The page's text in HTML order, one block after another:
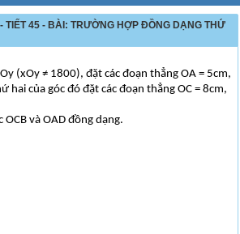
TIẾT 45 - BÀI: TRƯỜNG HỢP ĐỒNG DẠNG THỨ
(xOy ≠ 1800), đặt các đoạn thẳng OA = 5cm,
hai của góc đó đặt các đoạn thẳng OC = 8cm,
và OAD đồng dạng.